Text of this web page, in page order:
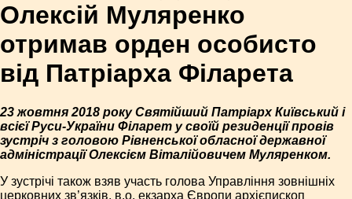
Олексій Муляренко
отримав орден особисто
від Патріарха Філарета
23 жовтня 2018 року Святійший Патріарх Київський і
всієї Руси-України Філарет у своїй резиденції провів
зустріч з головою Рівненської обласної державної
адміністрації Олексієм Віталійовичем Муляренком.
У зустрічі також взяв участь голова Управління зовнішніх
церковних зв’язків, в.о. екзарха Європи архієпископ